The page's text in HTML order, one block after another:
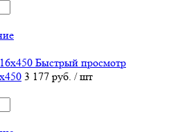
Быстрый просмотр
3 177 руб. / шт